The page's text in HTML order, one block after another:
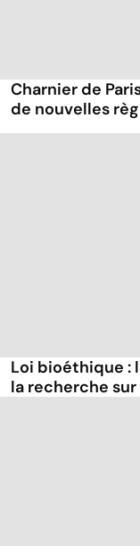
Charnier de
de nouvelles
Loi bioéthique :
la recherche